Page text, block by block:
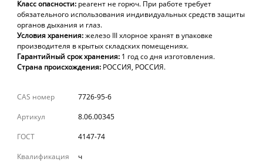
Класс опасности: реагент не горюч. При работе требует
обязательного использования индивидуальных средств защиты
органов дыхания и глаз.
Условия хранения:железо III хлорное хранят в упаковке
производителя в крытых складских помещениях.
Гарантийный срокхранения: 1 годсодня изготовления.
Страна происхождения: РОССИЯ, РОССИЯ.
CAS номер
7726-95-6
Артикул
8.06.00345
ГОСТ
4147-74
Квалификация
ч